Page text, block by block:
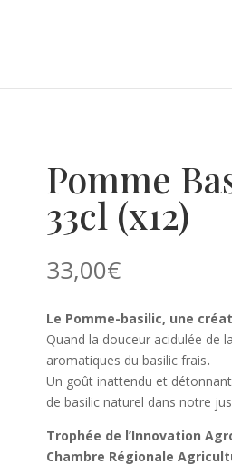
Pomme
33cl (x12)
33,00€
Le Pomme-basilic, une
Quand la douceur acidulée de
aromatiques du basilic frais.
Un goût inattendu et
de basilic naturel dans notre
Trophée de l’Innovation
Chambre Régionale